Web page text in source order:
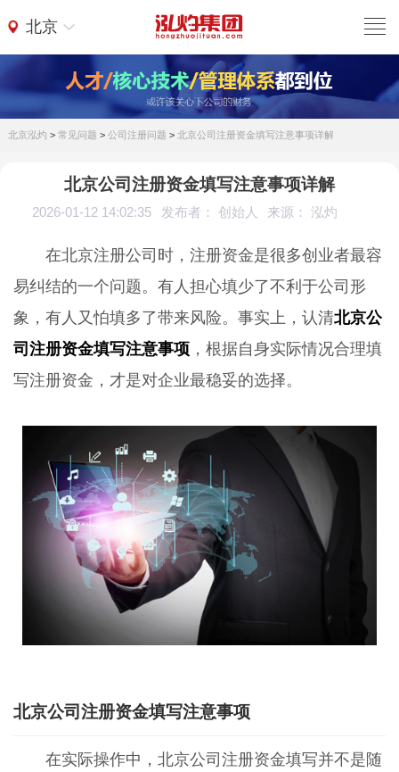
北京
北京泓灼 > 常见问题 > 公司注册问题 > 北京公司注册资金填写注意事项详解
北京公司注册资金填写注意事项详解
2026-01-12 14:02:35 发布者： 创始人 来源： 泓灼
在北京注册公司时，注册资金是很多创业者最容
易纠结的一个问题。有人担心填少了不利于公司形
象，有人又怕填多了带来风险。事实上，认清北京公
司注册资金填写注意事项，根据自身实际情况合理填
写注册资金，才是对企业最稳妥的选择。
北京公司注册资金填写注意事项
在实际操作中，北京公司注册资金填写并不是随